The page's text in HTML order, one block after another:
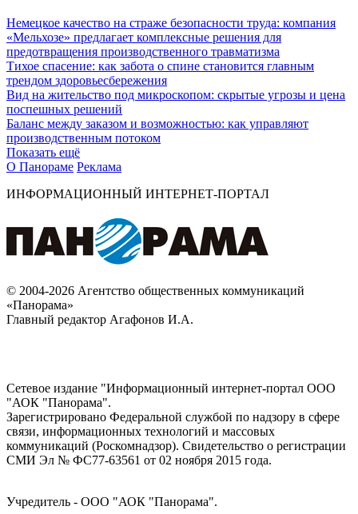
Немецкое качество на страже безопасности труда: компания
«Мельхозе» предлагает комплексные решения для
предотвращения производственного травматизма
Тихое спасение: как забота о спине становится главным
трендом здоровьесбережения
Вид на жительство под микроскопом: скрытые угрозы и цена
поспешных решений
Баланс между заказом и возможностью: как управляют
производственным потоком
Показать ещё
О Панораме Реклама
ИНФОРМАЦИОННЫЙ ИНТЕРНЕТ-ПОРТАЛ
© 2004-2026 Агентство общественных коммуникаций
«Панорама»
Главный редактор Агафонов И.А.
Сетевое издание "Информационный интернет-портал ООО
"АОК "Панорама".
Зарегистрировано Федеральной службой по надзору в сфере
связи, информационных технологий и массовых
коммуникаций (Роскомнадзор). Cвидетельство о регистрации
СМИ Эл № ФС77-63561 от 02 ноября 2015 года.
Учредитель - ООО "АОК "Панорама".